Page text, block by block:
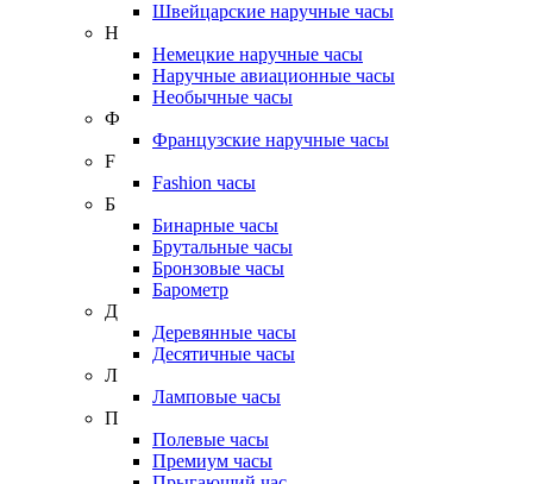
Швейцарские наручные часы
Н
Немецкие наручные часы
Наручные авиационные часы
Необычные часы
Ф
Французские наручные часы
F
Fashion часы
Б
Бинарные часы
Брутальные часы
Бронзовые часы
Барометр
Д
Деревянные часы
Десятичные часы
Л
Ламповые часы
П
Полевые часы
Премиум часы